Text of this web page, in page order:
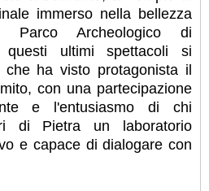
immerso nella bellezza
Parco Archeologico di
questi ultimi spettacoli si
ha visto protagonista il
con una partecipazione
e l'entusiasmo di chi
di Pietra un laboratorio
e capace di dialogare con